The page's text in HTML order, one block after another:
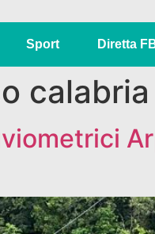
Sport Diretta
calabria